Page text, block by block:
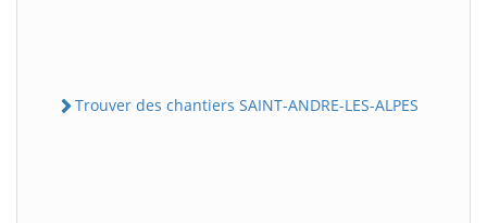
Trouver des chantiers SAINT-ANDRE-LES-ALPES